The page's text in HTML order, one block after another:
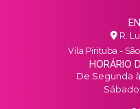
R.
Vila Pirituba -
HORÁRIO
De Segunda
Sábado